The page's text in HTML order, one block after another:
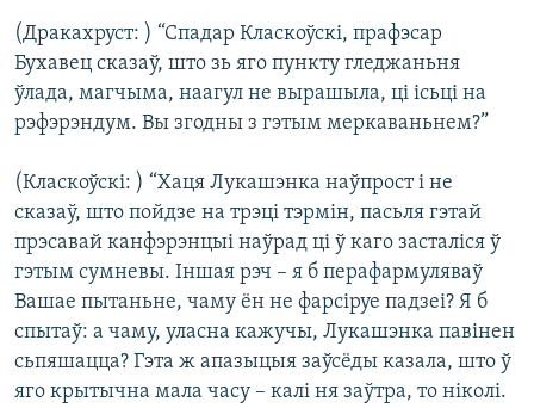
(Дракахруст: ) “Спадар Класкоўскі, прафэсар
Бухавец сказаў, што зь яго пункту гледжаньня
ўлада, магчыма, наагул не вырашыла, ці ісьці на
рэфэрэндум. Вы згодны з гэтым меркаваньнем?”
(Класкоўскі: ) “Хаця Лукашэнка наўпрост і не
сказаў, што пойдзе на трэці тэрмін, пасьля гэтай
прэсавай канфэрэнцыі наўрад ці ў каго засталіся ў
гэтым сумневы. Іншая рэч – я б перафармуляваў
Вашае пытаньне, чаму ён не фарсіруе падзеі? Я б
спытаў: а чаму, уласна кажучы, Лукашэнка павінен
сьпяшацца? Гэта ж апазыцыя заўсёды казала, што ў
яго крытычна мала часу – калі ня заўтра, то ніколі.